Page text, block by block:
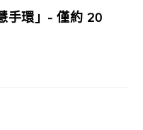
手環」- 僅約 20